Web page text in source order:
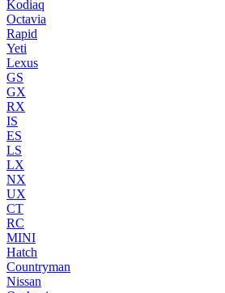
Kodiaq
Octavia
Rapid
Yeti
Lexus
GS
GX
RX
IS
ES
LS
LX
NX
UX
CT
RC
MINI
Hatch
Countryman
Nissan